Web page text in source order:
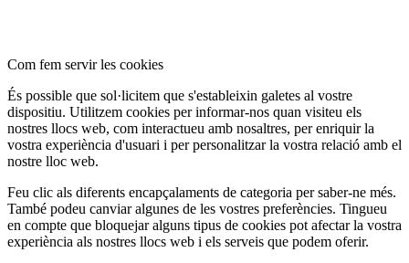
Com fem servir les cookies
És possible que sol·licitem que s'estableixin galetes al vostre
dispositiu. Utilitzem cookies per informar-nos quan visiteu els
nostres llocs web, com interactueu amb nosaltres, per enriquir la
vostra experiència d'usuari i per personalitzar la vostra relació amb el
nostre lloc web.
Feu clic als diferents encapçalaments de categoria per saber-ne més.
També podeu canviar algunes de les vostres preferències. Tingueu
en compte que bloquejar alguns tipus de cookies pot afectar la vostra
experiència als nostres llocs web i els serveis que podem oferir.